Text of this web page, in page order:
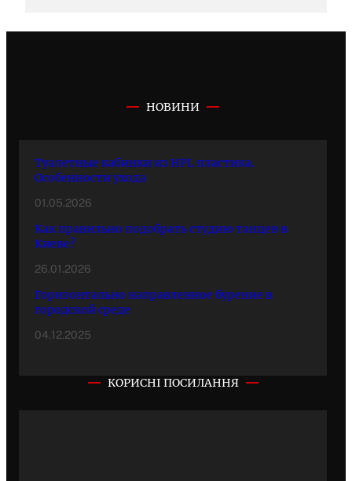
НОВИНИ
Туалетные кабинки из HPL пластика.
Особенности ухода
01.05.2026
Как правильно подобрать студию танцев в
Киеве?
26.01.2026
Горизонтально направленное бурение в
городской среде
04.12.2025
КОРИСНІ ПОСИЛАННЯ